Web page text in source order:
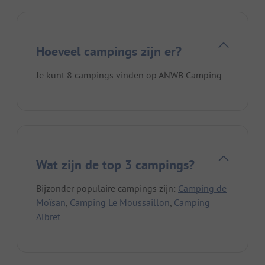
Hoeveel campings zijn er?
Je kunt 8 campings vinden op ANWB Camping.
Wat zijn de top 3 campings?
Bijzonder populaire campings zijn: Camping de
Moïsan, Camping Le Moussaillon, Camping
Albret.